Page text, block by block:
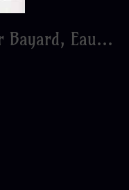
167 Le Chevalier Bayard, Eau-Forte, 28x38 Cm